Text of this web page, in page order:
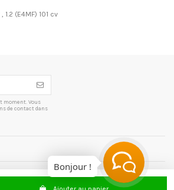
1.2 (E4MF) 101 cv
moment. Vous
de contact dans
Bonjour !